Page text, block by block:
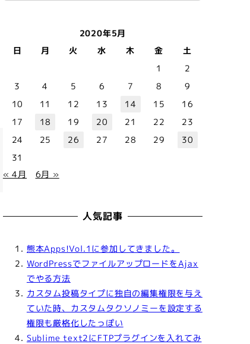
2020年5月
日
月 火 水 木 金
土
1
2
3
4 5 6 7 8
9
10
11 12 13 14 15
16
17
18 19 20 21 22
23
24
25 26 27 28 29
30
31
« 4月
6月 »
人気記事
熊本Apps!Vol.1に参加してきました。
WordPressでファイルアップロードをAjax
でやる方法
カスタム投稿タイプに独自の編集権限を与え
ていた時、カスタムタクソノミーを設定する
権限も厳格化したっぽい
Sublime text2にFTPプラグインを入れてみ